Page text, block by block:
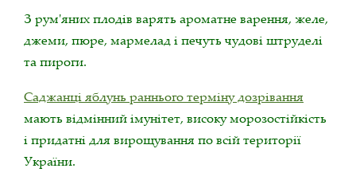
З рум'яних плодів варять ароматне варення, желе,
джеми, пюре, мармелад і печуть чудові штруделі
та пироги.
Саджанці яблунь раннього терміну дозрівання
мають відмінний імунітет, високу морозостійкість
і придатні для вирощування по всій території
України.